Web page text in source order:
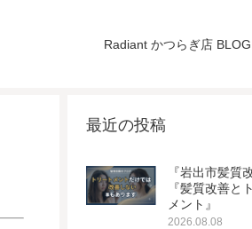
Radiant かつらぎ店 BLOG
最近の投稿
『岩出市髪質
『髪質改善と
メント』
2026.08.08